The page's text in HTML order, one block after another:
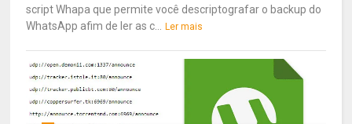
script Whapa que permite você descriptografar o backup do
WhatsApp afim de ler as c...
Ler mais